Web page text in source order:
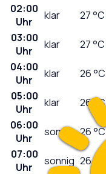
02:00
Uhr
klar 27°C
03:00
Uhr
klar 27°C
04:00
Uhr
klar 26°C
05:00
Uhr
klar 26°C
06:00
Uhr
sonnig 26°C
07:00
Uhr
sonnig 26°C